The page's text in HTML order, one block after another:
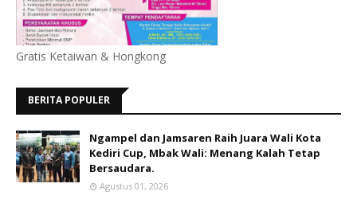
Gratis Ketaiwan & Hongkong
BERITA POPULER
Ngampel dan Jamsaren Raih Juara Wali Kota
Kediri Cup, Mbak Wali: Menang Kalah Tetap
Bersaudara.
Agustus 01, 2026